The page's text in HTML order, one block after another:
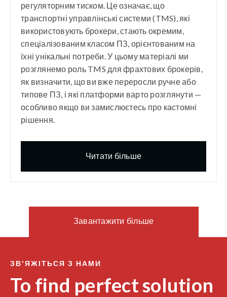
регуляторним тиском. Це означає, що
транспортні управлінські системи (TMS), які
використовують брокери, стають окремим,
спеціалізованим класом ПЗ, орієнтованим на
їхні унікальні потреби. У цьому матеріалі ми
розглянемо роль TMS для фрахтових брокерів,
як визначити, що ви вже переросли ручне або
типове ПЗ, і які платформи варто розглянути —
особливо якщо ви замислюєтесь про кастомні
рішення.
Читати більше
Завантажити більше
ЗВ'ЯЖІТЬСЯ З НАМИ
To find perfect solution